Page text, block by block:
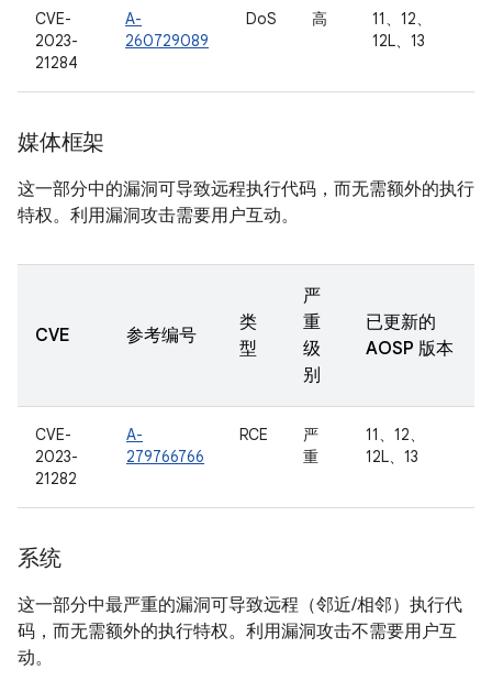
CVE-
2023-
21284
A-
260729089
DoS 高
11、12、
12L、13
媒体框架
这一部分中的漏洞可导致远程执行代码，而无需额外的执行
特权。利用漏洞攻击需要用户互动。
CVE 参考编号
类
型
严
重
级
别
已更新的
AOSP 版本
CVE-
2023-
21282
A-
279766766
RCE
严
重
11、12、
12L、13
系统
这一部分中最严重的漏洞可导致远程（邻近/相邻）执行代
码，而无需额外的执行特权。利用漏洞攻击不需要用户互
动。